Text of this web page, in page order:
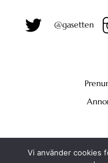
@gasetten
Vi använder cookies